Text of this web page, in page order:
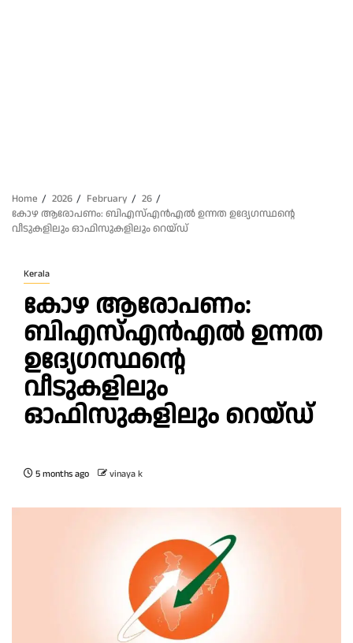
Home 2026 February
26
കോഴ ആരോപണം: ബിഎസ്എൻഎൽ ഉന്നത ഉദ്യേഗസ്ഥന്റെ
വീടുകളിലും ഓഫിസുകളിലും റെയ്ഡ്
Kerala
കോഴ ആരോപണം:
ബിഎസ്എൻഎൽ ഉന്നത
ഉദ്യേഗസ്ഥന്റെ
വീടുകളിലും
ഓഫിസുകളിലും റെയ്ഡ്
5 months ago vinaya k